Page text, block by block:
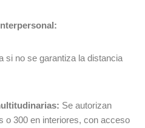
si no se garantiza la distancia
Se autorizan
o 300 en interiores, con acceso